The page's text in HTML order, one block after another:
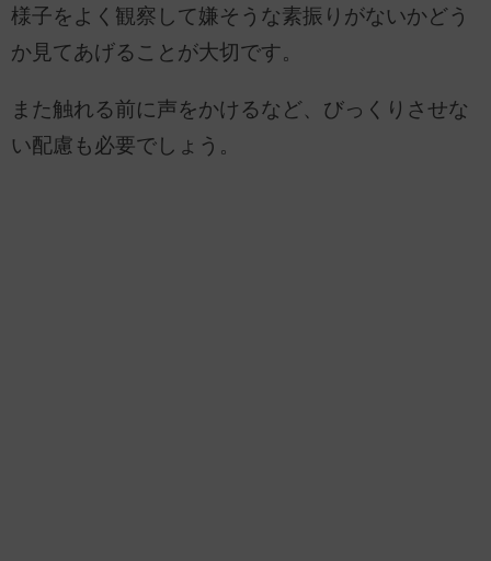
様子をよく観察して嫌そうな素振りがないかどう
か見てあげることが大切です。
また触れる前に声をかけるなど、びっくりさせな
い配慮も必要でしょう。